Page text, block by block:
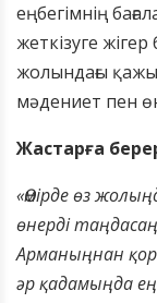
еңбегімнің
жеткізуге
жолындағы
мәдениет пен
Жастарға
«Өмірде өз
өнерді
Арманыңнан
әр қадамыңда